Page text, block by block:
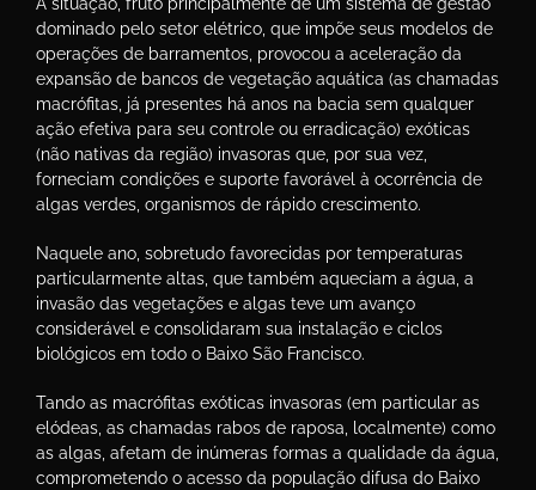
A situação, fruto principalmente de um sistema de gestão
dominado pelo setor elétrico, que impõe seus modelos de
operações de barramentos, provocou a aceleração da
expansão de bancos de vegetação aquática (as chamadas
macrófitas, já presentes há anos na bacia sem qualquer
ação efetiva para seu controle ou erradicação) exóticas
(não nativas da região) invasoras que, por sua vez,
forneciam condições e suporte favorável à ocorrência de
algas verdes, organismos de rápido crescimento.
Naquele ano, sobretudo favorecidas por temperaturas
particularmente altas, que também aqueciam a água, a
invasão das vegetações e algas teve um avanço
considerável e consolidaram sua instalação e ciclos
biológicos em todo o Baixo São Francisco.
Tando as macrófitas exóticas invasoras (em particular as
elódeas, as chamadas rabos de raposa, localmente) como
as algas, afetam de inúmeras formas a qualidade da água,
comprometendo o acesso da população difusa do Baixo